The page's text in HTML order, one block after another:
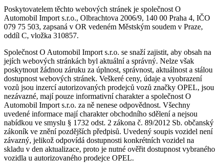
Poskytovatelem těchto webových stránek je společnost O
Automobil Import s.r.o., Olbrachtova 2006/9, 140 00 Praha 4, IČO
079 75 503, zapsaná v OR vedeném Městským soudem v Praze,
oddíl C, vložka 310857.
Společnost O Automobil Import s.r.o. se snaží zajistit, aby obsah na
jejích webových stránkách byl aktuální a správný. Nelze však
poskytnout žádnou záruku za úplnost, správnost, aktuálnost a stálou
dostupnost webových stránek. Veškeré ceny, údaje a vyobrazení
vozů jsou inzercí autorizovaných prodejců vozů značky OPEL, jsou
nezávazné, mají pouze informativní charakter a společnost O
Automobil Import s.r.o. za ně nenese odpovědnost. Všechny
uvedené informace mají charakter obchodního sdělení a nejsou
nabídkou ve smyslu § 1732 odst. 2 zákona č. 89/2012 Sb. občanský
zákoník ve znění pozdějších předpisů. Uvedený soupis vozidel není
závazný, jelikož odpovídá dostupnosti konkrétních vozidel na
skladu v den aktualizace, proto je nutné ověřit dostupnost vybraného
vozidla u autorizovaného prodejce OPEL.